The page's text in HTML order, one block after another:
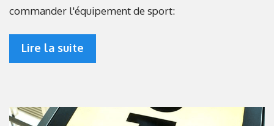
commander l'équipement de sport:
Lire la suite